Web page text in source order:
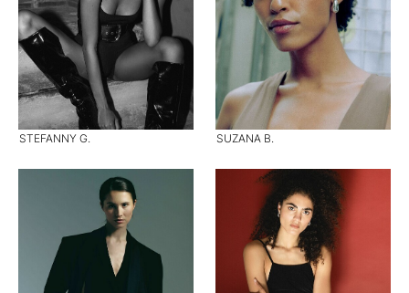
STEFANNY G. SUZANA B.